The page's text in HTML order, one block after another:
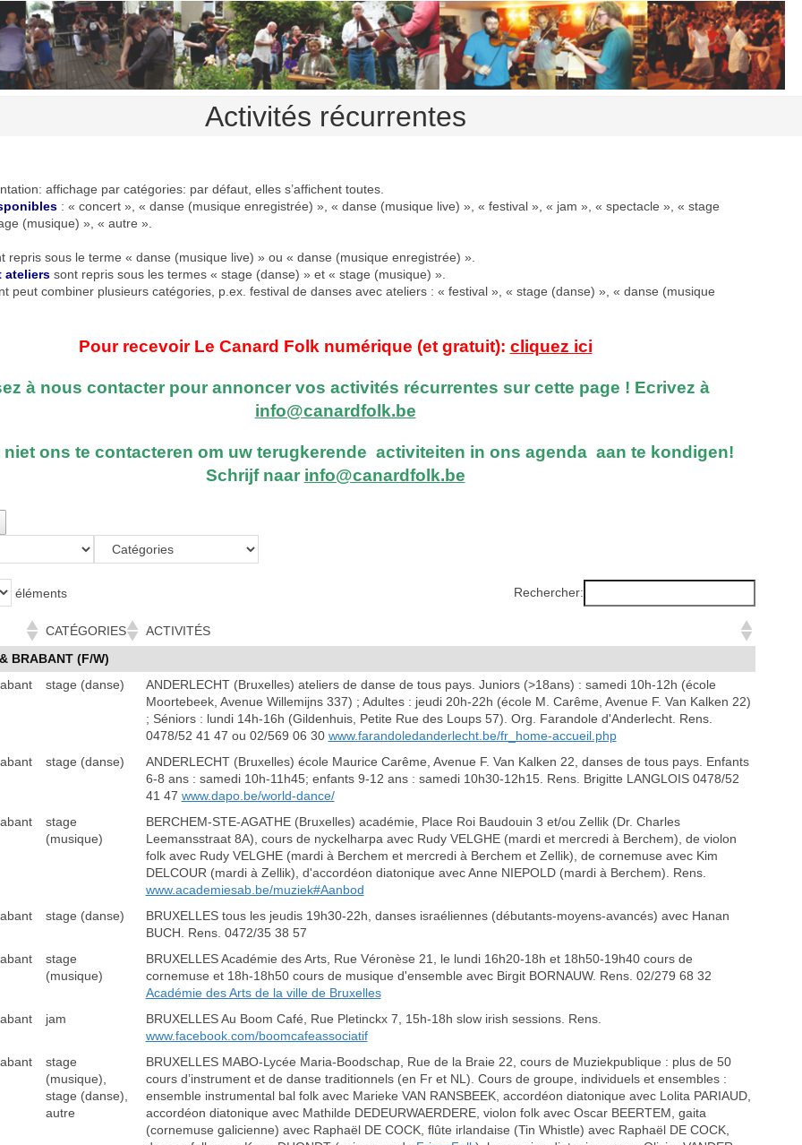
Activités récurrentes
affichage par catégories: par défaut, elles s’affichent toutes.
: « concert », « danse (musique enregistrée) », « danse (musique live) », « festival », « jam », « spectacle », « stage
(musique) », « autre ».
repris sous le terme « danse (musique live) » ou « danse (musique enregistrée) ».
ateliers sont repris sous les termes « stage (danse) » et « stage (musique) ».
peut combiner plusieurs catégories, p.ex. festival de danses avec ateliers : « festival », « stage (danse) », « danse (musique
Pour recevoir Le Canard Folk numérique (et gratuit): cliquez ici
à nous contacter pour annoncer vos activités récurrentes sur cette page ! Ecrivez à
info@canardfolk.be
niet ons te contacteren om uw terugkerende activiteiten in ons agenda aan te kondigen!
Schrijf naar info@canardfolk.be
éléments Rechercher:
CATÉGORIES
ACTIVITÉS
BRABANT (F/W)
stage (danse)
ANDERLECHT (Bruxelles) ateliers de danse de tous pays. Juniors (>18ans) : samedi 10h-12h (école
Moortebeek, Avenue Willemijns 337) ; Adultes : jeudi 20h-22h (école M. Carême, Avenue F. Van Kalken 22)
; Séniors : lundi 14h-16h (Gildenhuis, Petite Rue des Loups 57). Org. Farandole d'Anderlecht. Rens.
0478/52 41 47 ou 02/569 06 30 www.farandoledanderlecht.be/fr_home-accueil.php
stage (danse)
ANDERLECHT (Bruxelles) école Maurice Carême, Avenue F. Van Kalken 22, danses de tous pays. Enfants
6-8 ans : samedi 10h-11h45; enfants 9-12 ans : samedi 10h30-12h15. Rens. Brigitte LANGLOIS 0478/52
41 47 www.dapo.be/world-dance/
stage
(musique)
BERCHEM-STE-AGATHE (Bruxelles) académie, Place Roi Baudouin 3 et/ou Zellik (Dr. Charles
Leemansstraat 8A), cours de nyckelharpa avec Rudy VELGHE (mardi et mercredi à Berchem), de violon
folk avec Rudy VELGHE (mardi à Berchem et mercredi à Berchem et Zellik), de cornemuse avec Kim
DELCOUR (mardi à Zellik), d'accordéon diatonique avec Anne NIEPOLD (mardi à Berchem). Rens.
www.academiesab.be/muziek#Aanbod
stage (danse)
BRUXELLES tous les jeudis 19h30-22h, danses israéliennes (débutants-moyens-avancés) avec Hanan
BUCH. Rens. 0472/35 38 57
stage
(musique)
BRUXELLES Académie des Arts, Rue Véronèse 21, le lundi 16h20-18h et 18h50-19h40 cours de
cornemuse et 18h-18h50 cours de musique d'ensemble avec Birgit BORNAUW. Rens. 02/279 68 32
Académie des Arts de la ville de Bruxelles
jam
BRUXELLES Au Boom Café, Rue Pletinckx 7, 15h-18h slow irish sessions. Rens.
www.facebook.com/boomcafeassociatif
stage
(musique),
stage (danse),
autre
BRUXELLES MABO-Lycée Maria-Boodschap, Rue de la Braie 22, cours de Muziekpublique : plus de 50
cours d’instrument et de danse traditionnels (en Fr et NL). Cours de groupe, individuels et ensembles :
ensemble instrumental bal folk avec Marieke VAN RANSBEEK, accordéon diatonique avec Lolita PARIAUD,
accordéon diatonique avec Mathilde DEDEURWAERDERE, violon folk avec Oscar BEERTEM, gaita
(cornemuse galicienne) avec Raphaël DE COCK, flûte irlandaise (Tin Whistle) avec Raphaël DE COCK,